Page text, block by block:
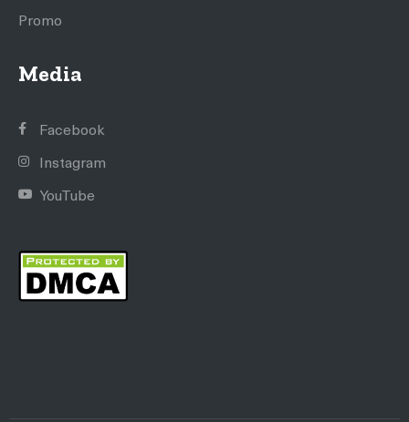
Promo
Media
Facebook
Instagram
YouTube